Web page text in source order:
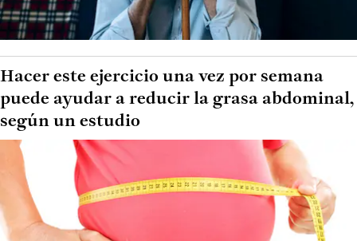
Hacer este ejercicio una vez por semana
puede ayudar a reducir la grasa abdominal,
según un estudio